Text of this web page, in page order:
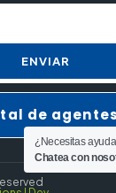
ENVIAR
de agentes
¿Necesitas
Chatea con